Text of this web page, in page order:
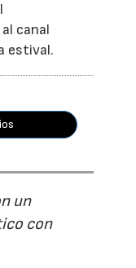
canal
estival.
un
con